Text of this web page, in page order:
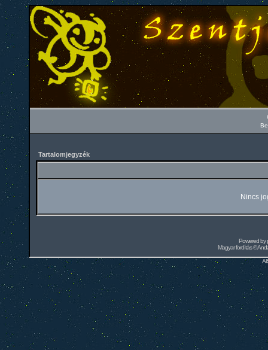
Tartalomjegyzék
Nincs
Powered by
Magyar fordítás ©